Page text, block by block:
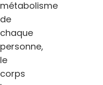
métabolisme
de
chaque
personne,
le
corps